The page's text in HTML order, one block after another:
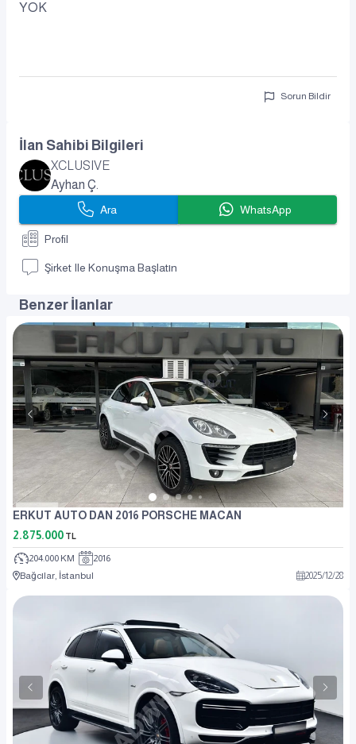
YOK
Sorun Bildir
İlan Sahibi Bilgileri
XCLUSIVE
Ayhan Ç.
Ara WhatsApp
Profil
Şirket Ile Konuşma Başlatın
Benzer İlanlar
ERKUT AUTO DAN 2016 PORSCHE MACAN
2.875.000 TL
204.000 KM
2016
Bağcılar, İstanbul
2025/12/28